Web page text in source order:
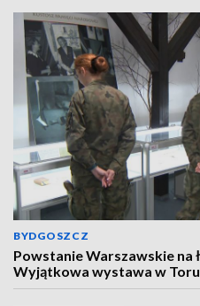
BYDGOSZCZ
Powstanie Warszawskie na
Wyjątkowa wystawa w